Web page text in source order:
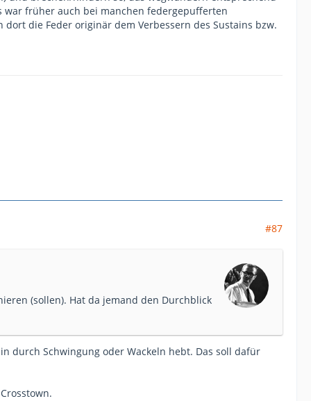
war früher auch bei manchen federgepufferten
die Feder originär dem Verbessern des Sustains bzw.
#87
(sollen). Hat da jemand den Durchblick
durch Schwingung oder Wackeln hebt. Das soll dafür